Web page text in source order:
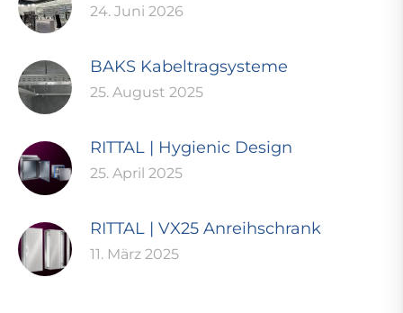
24. Juni 2026
BAKS Kabeltragsysteme
25. August 2025
RITTAL | Hygienic Design
25. April 2025
RITTAL | VX25 Anreihschrank
11. März 2025